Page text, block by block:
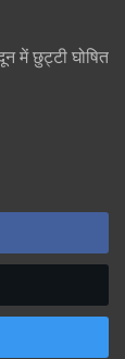
में छुट्टी घोषित